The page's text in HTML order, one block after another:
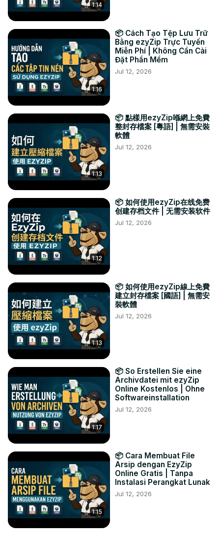
1:14
1:16
📦 Cách Tạo Tệp Lưu Trữ
Bằng ezyZip Trực Tuyến
Miễn Phí | Không Cần Cài
Đặt Phần Mềm
Jul 12, 2026
1:13
📦 點樣用ezyZip喺網上免費
整封存檔案 [粵語] | 無需安裝
軟體
Jul 12, 2026
1:12
📦 如何使用ezyZip在线免费
创建存档文件 | 无需安装软件
Jul 12, 2026
1:13
📦 如何使用ezyZip線上免費
建立封存檔案 [國語] | 無需安
裝軟體
Jul 12, 2026
1:17
📦 So Erstellen Sie eine
Archivdatei mit ezyZip
Online Kostenlos | Ohne
Softwareinstallation
Jul 12, 2026
1:15
📦 Cara Membuat File
Arsip dengan EzyZip
Online Gratis | Tanpa
Instalasi Perangkat Lunak
Jul 12, 2026